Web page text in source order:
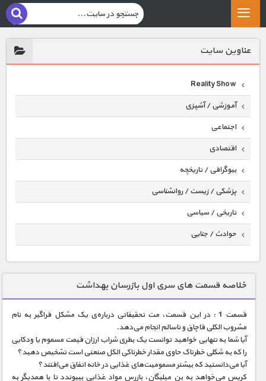
عناوين سايت
Reality Show
آموزشی / آشپزی
اجتماعی
اقتصادی
بیوگرافی / تاریخچه
پزشکی / زیست / روانشناسی
تاریخی / سیاسی
حوادث / جنایی
دنیای خوراکی ها
زمین شناسی / محیط زیست
سازه/ معماری/ مهندسی
سرگرمی
شناخت کودکان
خلاصه قسمت های سری اول بازرسان بهداشت
قسمت 1 : در این قسمت، مت تحقیقاتی درباره‌ی یک مشکل فراگیر به نام
مشروب الکلی قاچاق و ناسالم انجام می‌دهد.
آیا شما به تنهایی خواهید توانست یک بطری شراب ارزان قیمت مسموم یا ودکایی
را که به شکلی خطرناک حاوی مقدار خطرناکی الکل صنعتی است تشخیص دهید؟
آیا می‌دانستید که بیشتر مسمومیت‌های غذایی در خانه اتفاق می‌افتند؟
کریس می‌خواهد به بن میلیگان، بازرس مواد غذایی بپیوندد تا با همدیگر به